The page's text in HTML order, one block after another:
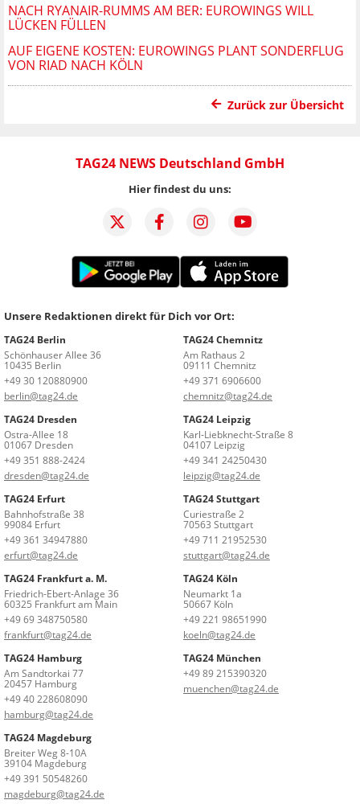
NACH RYANAIR-RUMMS AM BER: EUROWINGS WILL
LÜCKEN FÜLLEN
AUF EIGENE KOSTEN: EUROWINGS PLANT SONDERFLUG
VON RIAD NACH KÖLN
Zurück zur Übersicht
TAG24 NEWS Deutschland GmbH
Hier findest du uns:
Unsere Redaktionen direkt für Dich vor Ort:
TAG24 Berlin
Schönhauser Allee 36
10435 Berlin
+49 30 120880900
berlin@tag24.de
TAG24 Chemnitz
Am Rathaus 2
09111 Chemnitz
+49 371 6906600
chemnitz@tag24.de
TAG24 Dresden
Ostra-Allee 18
01067 Dresden
+49 351 888-2424
dresden@tag24.de
TAG24 Leipzig
Karl-Liebknecht-Straße 8
04107 Leipzig
+49 341 24250430
leipzig@tag24.de
TAG24 Erfurt
Bahnhofstraße 38
99084 Erfurt
+49 361 34947880
erfurt@tag24.de
TAG24 Stuttgart
Curiestraße 2
70563 Stuttgart
+49 711 21952530
stuttgart@tag24.de
TAG24 Frankfurt a. M.
Friedrich-Ebert-Anlage 36
60325 Frankfurt am Main
+49 69 348750580
frankfurt@tag24.de
TAG24 Köln
Neumarkt 1a
50667 Köln
+49 221 98651990
koeln@tag24.de
TAG24 Hamburg
Am Sandtorkai 77
20457 Hamburg
+49 40 228608090
hamburg@tag24.de
TAG24 München
+49 89 215390320
muenchen@tag24.de
TAG24 Magdeburg
Breiter Weg 8-10A
39104 Magdeburg
+49 391 50548260
magdeburg@tag24.de